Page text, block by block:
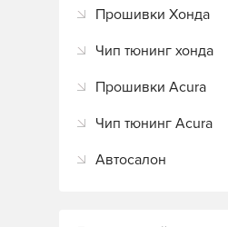
Прошивки Хонда
Чип тюнинг хонда
Прошивки Acura
Чип тюнинг Acura
Автосалон